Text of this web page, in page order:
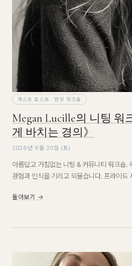
게스트 호스트 · 현장 워크숍
Megan Lucille의 니팅 워
게 바치는 경의》
2026년 6월 20일 (토)
아름답고 거침없는 니팅 & 커뮤니티 워크숍.
경험과 인식을 기리고 되묻습니다. 프라이드
돌아보기 →